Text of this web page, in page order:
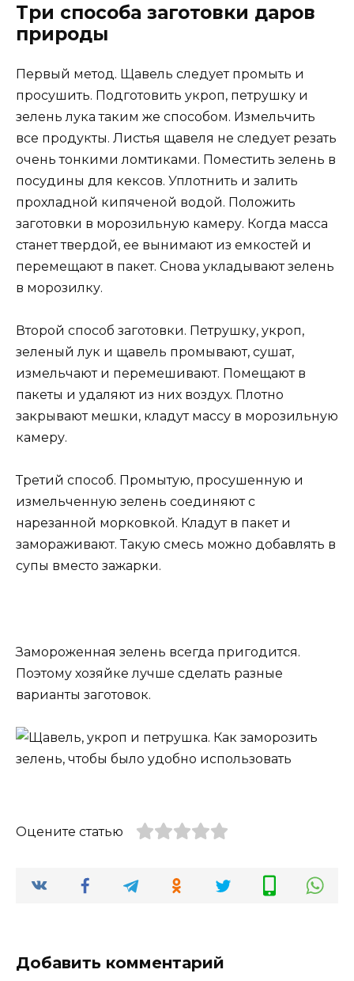
Три способа заготовки даров
природы
Первый метод. Щавель следует промыть и
просушить. Подготовить укроп, петрушку и
зелень лука таким же способом. Измельчить
все продукты. Листья щавеля не следует резать
очень тонкими ломтиками. Поместить зелень в
посудины для кексов. Уплотнить и залить
прохладной кипяченой водой. Положить
заготовки в морозильную камеру. Когда масса
станет твердой, ее вынимают из емкостей и
перемещают в пакет. Снова укладывают зелень
в морозилку.
Второй способ заготовки. Петрушку, укроп,
зеленый лук и щавель промывают, сушат,
измельчают и перемешивают. Помещают в
пакеты и удаляют из них воздух. Плотно
закрывают мешки, кладут массу в морозильную
камеру.
Третий способ. Промытую, просушенную и
измельченную зелень соединяют с
нарезанной морковкой. Кладут в пакет и
замораживают. Такую смесь можно добавлять в
супы вместо зажарки.
Замороженная зелень всегда пригодится.
Поэтому хозяйке лучше сделать разные
варианты заготовок.
Оцените статью
Добавить комментарий